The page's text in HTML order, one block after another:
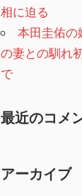
相に迫る
本田圭佑の
の妻との馴れ
で
最近のコメ
アーカイブ